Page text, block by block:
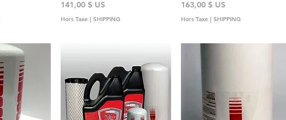
Prix
141,00 $ US
Hors Taxe| SHIPPING
Prix
163,00 $ US
Hors Taxe | SHIPPING